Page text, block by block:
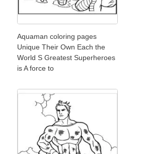
Aquaman coloring pages
Unique Their Own Each the
World S Greatest Superheroes
is A force to